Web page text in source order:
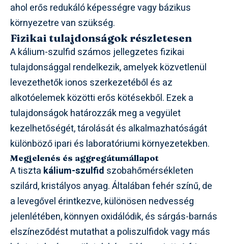
ahol erős redukáló képességre vagy bázikus
környezetre van szükség.
Fizikai tulajdonságok részletesen
A kálium-szulfid számos jellegzetes fizikai
tulajdonsággal rendelkezik, amelyek közvetlenül
levezethetők ionos szerkezetéből és az
alkotóelemek közötti erős kötésekből. Ezek a
tulajdonságok határozzák meg a vegyület
kezelhetőségét, tárolását és alkalmazhatóságát
különböző ipari és laboratóriumi környezetekben.
Megjelenés és aggregátumállapot
A tiszta kálium-szulfid szobahőmérsékleten
szilárd, kristályos anyag. Általában fehér színű, de
a levegővel érintkezve, különösen nedvesség
jelenlétében, könnyen oxidálódik, és sárgás-barnás
elszíneződést mutathat a poliszulfidok vagy más